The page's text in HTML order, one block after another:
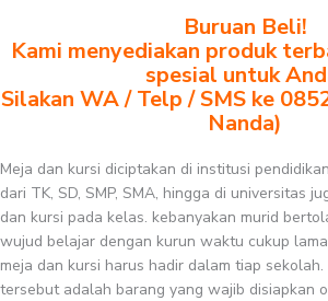
Buruan Beli!
Kami menyediakan produk
spesial untuk
Silakan WA / Telp / SMS ke
Nanda)
Meja dan kursi diciptakan di institusi
dari TK, SD, SMP, SMA, hingga di universitas
dan kursi pada kelas. kebanyakan murid
wujud belajar dengan kurun waktu cukup
meja dan kursi harus hadir dalam tiap
tersebut adalah barang yang wajib disiapkan